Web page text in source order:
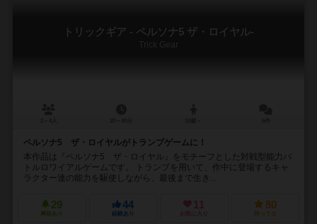
トリックギア - ペルソナ5 ザ・ロイヤル-
Trick Gear
ペルソナ5 ザ・ロイヤルがトランプゲームに！
本作品は『ペルソナ5 ザ・ロイヤル』をモチーフとした対戦型能力バ
トルロワイアルゲームです。 トランプを用いて、作中に登場するキャ
ラクター達の能力を駆使しながら、最後まで生き...
29
興味あり
44
経験あり
11
お気に入り
80
持ってる